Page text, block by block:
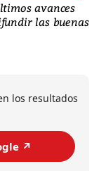
avances
las buenas
los resultados
↗️